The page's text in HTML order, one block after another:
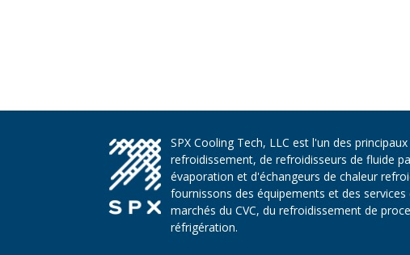
SPX Cooling Tech, LLC est l'un des
refroidissement, de refroidisseurs de fluide
évaporation et d'échangeurs de chaleur
fournissons des équipements et des
marchés du CVC, du refroidissement de
réfrigération.